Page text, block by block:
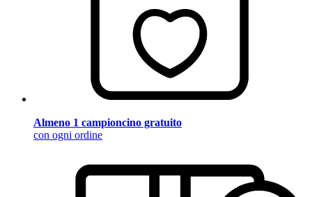
Almeno 1 campioncino gratuito
con ogni ordine